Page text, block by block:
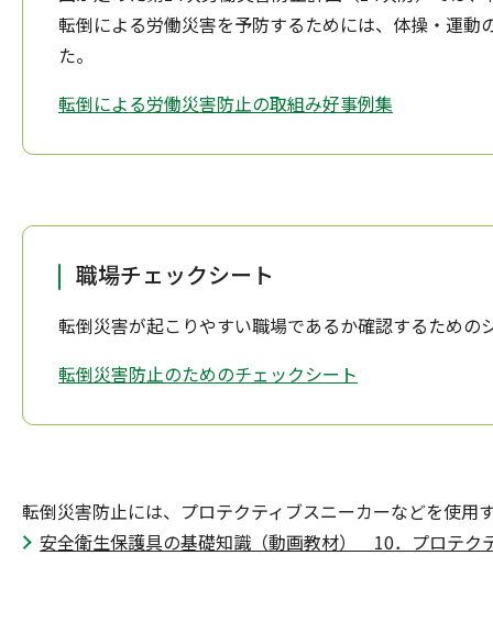
転倒による労働災害を予防するためには、体操・運
た。
転倒による労働災害防止の取組み好事例集
職場チェックシート
転倒災害が起こりやすい職場であるか確認するため
転倒災害防止のためのチェックシート
転倒災害防止には、プロテクティブスニーカーなどを使用
安全衛生保護具の基礎知識（動画教材） 10．プロテク